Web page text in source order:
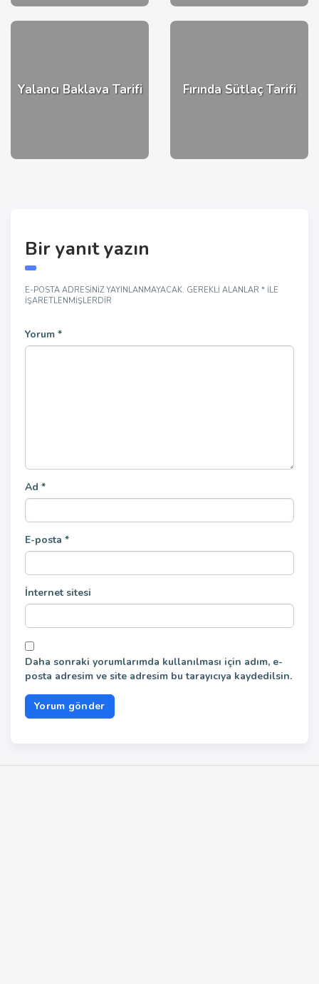
Yalancı Baklava Tarifi Fırında Sütlaç Tarifi
Bir yanıt yazın
E-POSTA ADRESINIZ YAYINLANMAYACAK. GEREKLI ALANLAR * ILE
IŞARETLENMIŞLERDIR
Yorum *
Ad *
E-posta *
İnternet sitesi
Daha sonraki yorumlarımda kullanılması için adım, e-
posta adresim ve site adresim bu tarayıcıya kaydedilsin.